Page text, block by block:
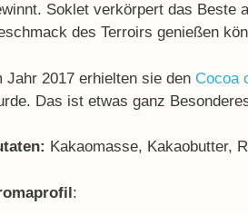
Soklet verkörpert das Beste
des Terroirs genießen
Jahr 2017 erhielten sie den Cocoa
Das ist etwas ganz
Kakaomasse, Kakaobutter,
: